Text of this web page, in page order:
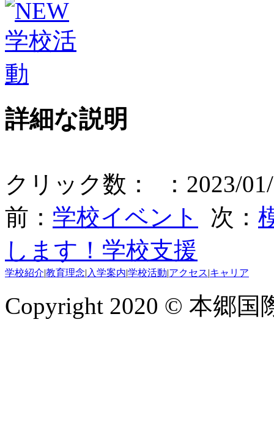
詳細な説明
クリック数：
：2023/
前： 学校イベント 次：
します！学校支援
学校紹介 教育理念 入学案内 学校活動 アクセス キャリア
Copyright 2020 © 本郷国